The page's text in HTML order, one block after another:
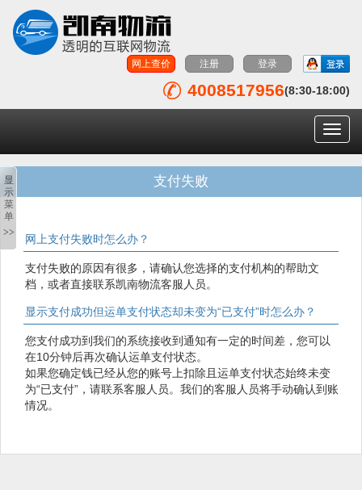
网上查价 注册 登录
电话图标
4008517956(8:30-18:00)
导
航
支付失败
网上支付失败时怎么办？
支付失败的原因有很多，请确认您选择的支付机构的帮助文
档，或者直接联系凯南物流客服人员。
显示支付成功但运单支付状态却未变为“已支付”时怎么办？
您支付成功到我们的系统接收到通知有一定的时间差，您可以
在10分钟后再次确认运单支付状态。
如果您确定钱已经从您的账号上扣除且运单支付状态始终未变
为“已支付”，请联系客服人员。我们的客服人员将手动确认到账
情况。
显
示
菜
单
>>